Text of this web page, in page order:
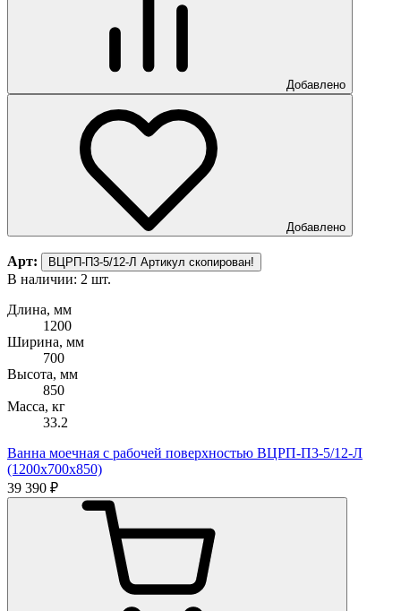
Добавлено
Добавлено
Арт: ВЦРП-П3-5/12-Л Артикул скопирован!
В наличии: 2 шт.
Длина, мм
1200
Ширина, мм
700
Высота, мм
850
Масса, кг
33.2
Ванна моечная с рабочей поверхностью ВЦРП-П3-5/12-Л
(1200х700х850)
39 390 ₽